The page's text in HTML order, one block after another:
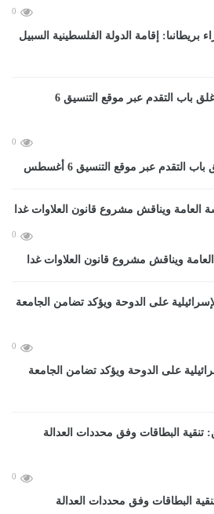
0
إقامة الدولة الفلسطينية السبيل
0
0
ويناقش مشروع قانون العلاوات غدا
0
على الدوحة ويؤكد تضامن الجامعة
0
تنقية البطاقات وفق محددات العدالة